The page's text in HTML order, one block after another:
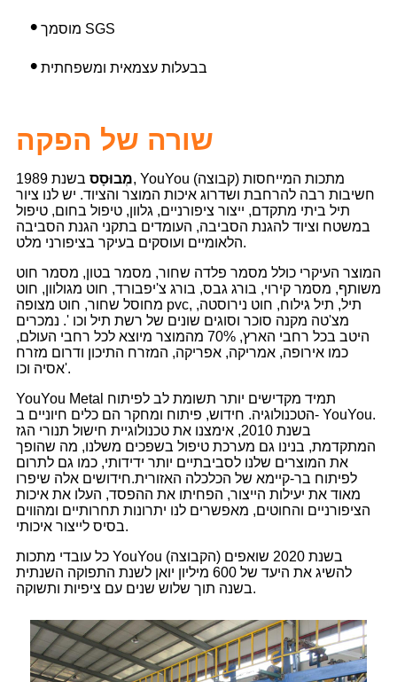
• מוסמך SGS
• בבעלות עצמאית ומשפחתית
שורה של הפקה
מְבוּסָס
בשנת 1989, YouYou (קבוצה) מתכות המייחסות
חשיבות רבה להרחבת ושדרוג איכות המוצר והציוד. יש לנו ציור
תיל ביתי מתקדם, ייצור ציפורניים, גלוון, טיפול בחום, טיפול
במשטח וציוד להגנת הסביבה, העומדים בתקני הגנת הסביבה
הלאומיים ועוסקים בעיקר בציפורני מלט.
המוצר העיקרי כולל מסמר פלדה שחור, מסמר בטון, מסמר חוט
משותף, מסמר קירוי, בורג גבס, בורג צ'יפבורד, חוט מגולוון, חוט
מחוסל שחור, חוט מצופה pvc, תיל, תיל גילוח, חוט נירוסטה,
מצ'טה מקנה סוכר וסוגים שונים של רשת תיל וכו '. נמכרים
היטב בכל רחבי הארץ, 70% מהמוצר מיוצא לכל רחבי העולם,
כמו אירופה, אמריקה, אפריקה, המזרח התיכון ודרום מזרח
אסיה וכו'.
YouYou Metal תמיד מקדישים יותר תשומת לב לפיתוח
הטכנולוגיה. חידוש, פיתוח ומחקר הם כלים חיוניים ב- YouYou.
בשנת 2010, אימצנו את טכנולוגיית חישול תנורי הגז
המתקדמת, בנינו גם מערכת טיפול בשפכים משלנו, מה שהופך
את המוצרים שלנו לסביבתיים יותר ידידותי, כמו גם לתרום
לפיתוח בר-קיימא של הכלכלה האזורית.חידושים אלה שיפרו
מאוד את יעילות הייצור, הפחיתו את ההפסד, העלו את איכות
הציפורניים והחוטים, מאפשרים לנו יתרונות תחרותיים ומהווים
בסיס לייצור איכותי.
כל עובדי מתכות YouYou (הקבוצה) בשנת 2020 שואפים
להשיג את היעד של 600 מיליון יואן לשנת התפוקה השנתית
בשנה תוך שלוש שנים עם ציפיות ותשוקה.